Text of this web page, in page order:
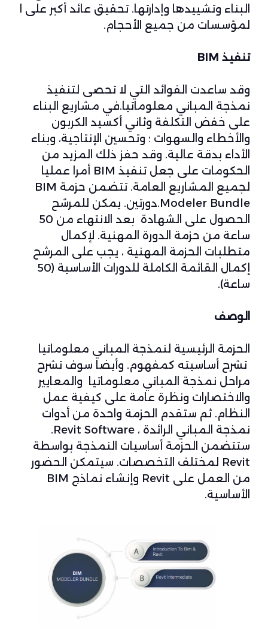
البناء وتشييدها وإدارتها. تحقيق عائد أكبر على ا
لمؤسسات من جميع الأحجام.
تنفيذ BIM
وقد ساعدت الفوائد التي لا تحصى لتنفيذ
نمذجة المباني معلوماتيا.في مشاريع البناء
على خفض التكلفة وثاني أكسيد الكربون
والأخطاء والسهوات ؛ وتحسين الإنتاجية، وبناء
الأداء بدقة عالية. وقد حفز ذلك المزيد من
الحكومات على جعل تنفيذ BIM أمرا عمليا
لجميع المشاريع العامة. تتضمن حزمة BIM
Modeler Bundle.دورتين. يمكن للمرشح
الحصول على الشهادة بعد الانتهاء من 50
ساعة من حزمة الدورة المهنية. لإكمال
متطلبات الحزمة المهنية ، يجب على المرشح
إكمال القائمة الكاملة للدورات الأساسية (50
ساعة).
الوصف
الحزمة الرئيسية لنمذجة المباني معلوماتيا
تشرح أساسيته كمفهوم. وأيضا سوف تشرح
مراحل نمذجة المباني معلوماتيا والمعايير
والاختصارات ونظرة عامة على كيفية عمل
النظام. ثم ستقدم الحزمة واحدة من أدوات
نمذجة المباني الرائدة ، Revit Software.
ستتضمن الحزمة أساسيات النمذجة بواسطة
Revit لمختلف التخصصات. سيتمكن الحضور
من العمل على Revit وإنشاء نماذج BIM
الأساسية.